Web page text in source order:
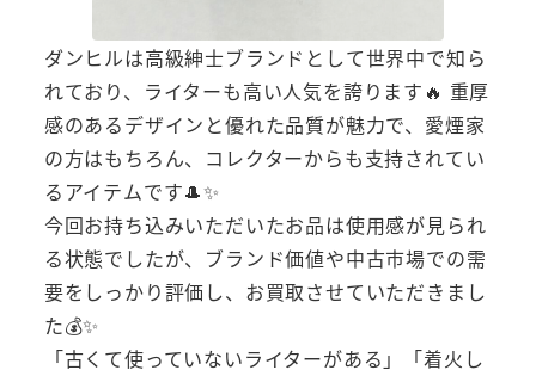
ダンヒルは高級紳士ブランドとして世界中で知ら
れており、ライターも高い人気を誇ります🔥 重厚
感のあるデザインと優れた品質が魅力で、愛煙家
の方はもちろん、コレクターからも支持されてい
るアイテムです🎩✨
今回お持ち込みいただいたお品は使用感が見られ
る状態でしたが、ブランド価値や中古市場での需
要をしっかり評価し、お買取させていただきまし
た💰✨
「古くて使っていないライターがある」「着火し